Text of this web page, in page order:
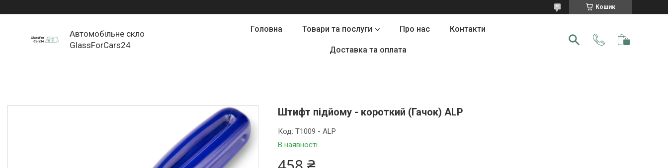
Кошик
Автомобільне скло
GlassForCars24
Головна Товари та послуги Про нас Контакти
Доставка та оплата
Штифт підйому - короткий (Гачок) ALP
В наявності
Код:T1009 - ALP